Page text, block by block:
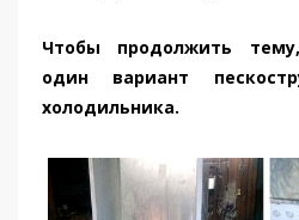
Чтобы продолжить
один вариант
холодильника.